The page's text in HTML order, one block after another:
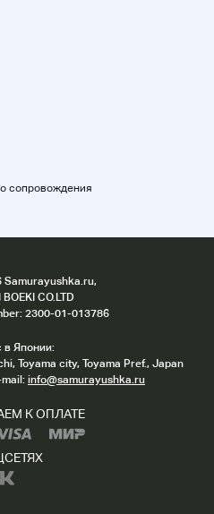
сопровождения
CO.LTD
2300-01-013786
Японии:
Toyama city, Toyama Pref., Japan
info@samurayushka.ru
К ОПЛАТЕ